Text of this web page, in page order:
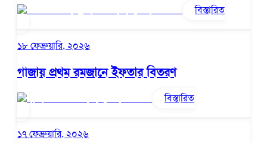
বিস্তারিত
১৮ ফেব্রুয়ারি, ২০২৬
গাজায় প্রথম রমজানে ইফতার বিতরণ
বিস্তারিত
১৭ ফেব্রুয়ারি, ২০২৬